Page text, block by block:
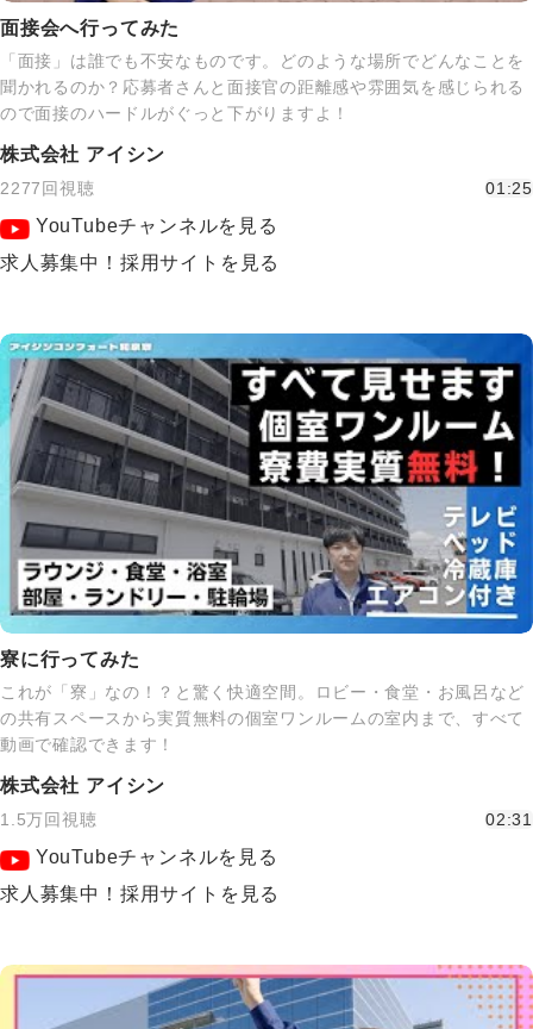
面接会へ行ってみた
「面接」は誰でも不安なものです。どのような場所でどんなことを
聞かれるのか？応募者さんと面接官の距離感や雰囲気を感じられる
ので面接のハードルがぐっと下がりますよ！
株式会社 アイシン
2277回視聴 01:25
YouTubeチャンネルを見る
求人募集中！採用サイトを見る
寮に行ってみた
これが「寮」なの！？と驚く快適空間。ロビー・食堂・お風呂など
の共有スペースから実質無料の個室ワンルームの室内まで、すべて
動画で確認できます！
株式会社 アイシン
1.5万回視聴 02:31
YouTubeチャンネルを見る
求人募集中！採用サイトを見る